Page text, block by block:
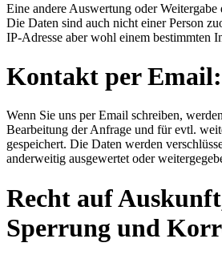
Eine andere Auswertung oder
Die Daten sind auch nicht einer Person
IP-Adresse aber wohl einem bestimmten
Kontakt per Email:
Wenn Sie uns per Email schreiben,
Bearbeitung der Anfrage und für evtl.
gespeichert. Die Daten werden
anderweitig ausgewertet oder
Recht auf
Sperrung und